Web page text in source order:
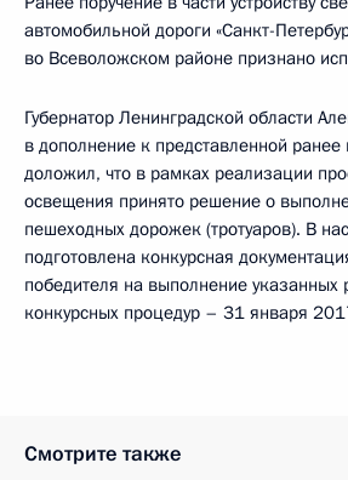
автомобильной дороги «Санкт-
во Всеволожском районе признано
Губернатор Ленинградской области
в дополнение к представленной
доложил, что в рамках реализации
освещения принято решение о
пешеходных дорожек (тротуаров). В
подготовлена конкурсная
победителя на выполнение указанных
конкурсных процедур – 31 января
Смотрите также